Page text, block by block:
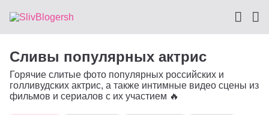
Сливы популярных актрис
Горячие слитые фото популярных российских и
голливудских актрис, а также интимные видео сцены из
фильмов и сериалов с их участием 🔥